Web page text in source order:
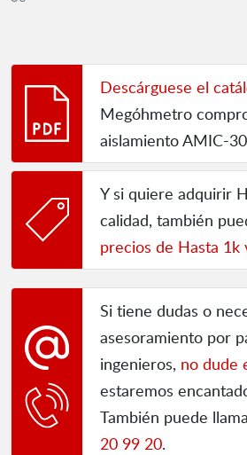
Descárguese el
Megóhmetro
aislamiento AMIC-
Y si quiere adquirir
calidad, también
precios de Hasta 1k
Si tiene dudas o
asesoramiento por
ingenieros, no dude
estaremos
También puede
20 99 20.